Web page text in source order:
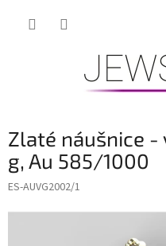
Zlaté náušnice
g, Au 585/1000
ES-AUVG2002/1